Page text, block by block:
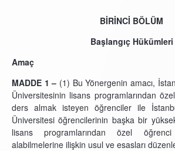
BİRİNCİ BÖLÜM
Başlangıç Hükümleri
Amaç
MADDE 1 – (1) Bu Yönergenin amacı,
Üniversitesinin lisans programlarından
ders almak isteyen öğrenciler ile
Üniversitesi öğrencilerinin başka bir
lisans programlarından özel
alabilmelerine ilişkin usul ve esasları